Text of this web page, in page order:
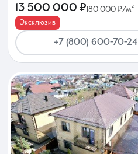
13 500 000 ₽180 000 ₽/м²
Эксклюзив
+7 (800) 600-70-24